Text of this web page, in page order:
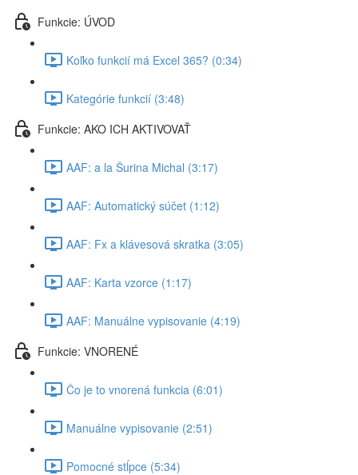
Funkcie: ÚVOD
Koľko funkcií má Excel 365? (0:34)
Kategórie funkcií (3:48)
Funkcie: AKO ICH AKTIVOVAŤ
AAF: a la Šurina Michal (3:17)
AAF: Automatický súčet (1:12)
AAF: Fx a klávesová skratka (3:05)
AAF: Karta vzorce (1:17)
AAF: Manuálne vypisovanie (4:19)
Funkcie: VNORENÉ
Čo je to vnorená funkcia (6:01)
Manuálne vypisovanie (2:51)
Pomocné stĺpce (5:34)